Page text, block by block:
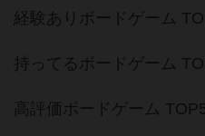
経験ありボードゲーム
持ってるボードゲーム
高評価ボードゲーム